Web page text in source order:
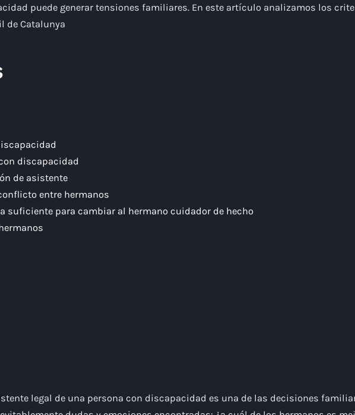
puede generar tensiones familiares. En este artículo analizamos los
de Catalunya
discapacidad
de asistente
entre hermanos
suficiente para cambiar al hermano cuidador de hecho
legal de una persona con discapacidad es una de las decisiones